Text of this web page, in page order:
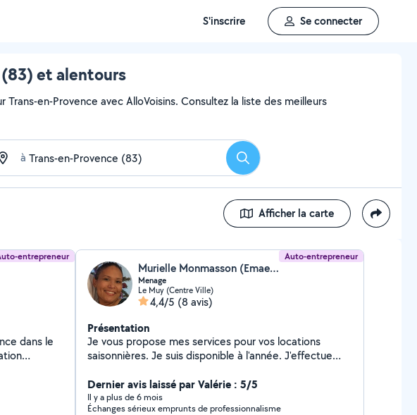
S'inscrire Se connecter
(83) et alentours
en-Provence avec AlloVoisins. Consultez la liste des meilleurs
à Rechercher
Afficher la carte
entrepreneur
dans le
et la
Auto-entrepreneur
Murielle Monmasson (Emaenet83)
Menage
Le Muy (Centre Ville)
4,4/5 (8 avis)
Présentation
Je vous propose mes services pour vos locations
saisonnières. Je suis disponible à l'année. J'effectue
également intervenir en cas de travaux en votre
absence, grâce à notre réseau de professionnels.
Dernier avis laissé par Valérie : 5/5
Il y a plus de 6 mois
Échanges sérieux emprunts de professionnalisme